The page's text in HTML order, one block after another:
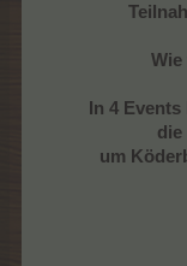
Wie
In 4
die
um